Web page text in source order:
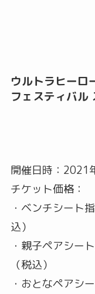
ウルトラヒーロ
フェスティバル
開催日時：2021
チケット価格：
・ベンチシート
込）
・親子ペアシー
（税込）
・おとなペアシ